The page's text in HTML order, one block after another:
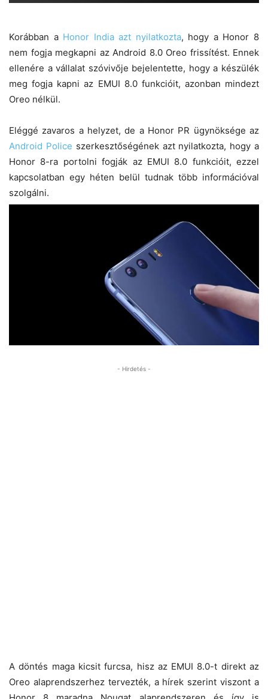
Korábban a Honor India azt nyilatkozta, hogy a Honor 8
nem fogja megkapni az Android 8.0 Oreo frissítést. Ennek
ellenére a vállalat szóvivője bejelentette, hogy a készülék
meg fogja kapni az EMUI 8.0 funkcióit, azonban mindezt
Oreo nélkül.
Eléggé zavaros a helyzet, de a Honor PR ügynöksége az
Android Police szerkesztőségének azt nyilatkozta, hogy a
Honor 8-ra portolni fogják az EMUI 8.0 funkcióit, ezzel
kapcsolatban egy héten belül tudnak több információval
szolgálni.
- Hirdetés -
A döntés maga kicsit furcsa, hisz az EMUI 8.0-t direkt az
Oreo alaprendszerhez tervezték, a hírek szerint viszont a